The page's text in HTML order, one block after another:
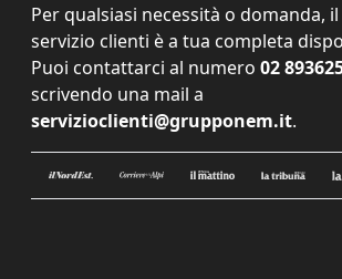
Per qualsiasi necessità o domanda,
servizio clienti è a tua completa
Puoi contattarci al numero 02
scrivendo una mail a
servizioclienti@grupponem.it.